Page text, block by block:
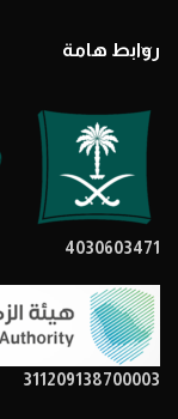
روابط هامة
4030603471
311209138700003